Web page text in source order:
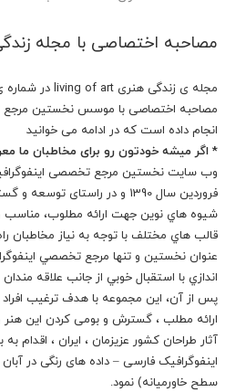
مصاحبه اختصاصی با مجله
مصاحبه اختصاصی با موسس نخستین مرجع
انجام داده است که در ادامه می خوانید
* اگر میشه خودتون رو برای مخاطبان ما
فروردين سال 1390 و در راستای
شيوه هاي نوين جهت ارائه مطلوب، مناسب
قالب هاي مختلف با توجه به نياز مخاطبان
عنوان نخستين و تنها مرجع تخصصي
اندازي با استقبال خوبي از جانب علاقه
پس از آن، این مجموعه با هدف ترغیب
ارائه مطلب ، گسترش و بومی کردن این
آثار طراحان کشور عزیزمان ، ایران ، اقدام
سطح خاورمیانه) نمود.